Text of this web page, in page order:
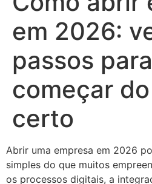
em 2026:
passos para
começar
certo
Abrir uma empresa em 2026
simples do que muitos
os processos digitais, a